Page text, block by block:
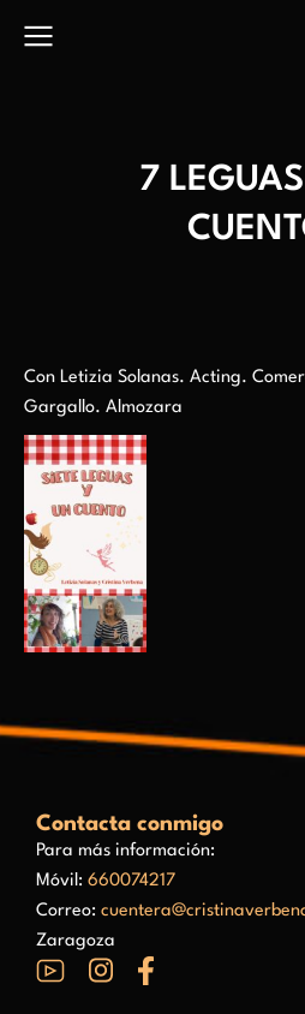
7
Con Letizia Solanas. Acting.
Gargallo. Almozara
Contacta conmigo
Para más información:
Móvil: 660074217
Correo:
Zaragoza